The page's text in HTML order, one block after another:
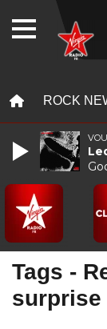
ROCK
Tags -
surprise
WEBRADIO